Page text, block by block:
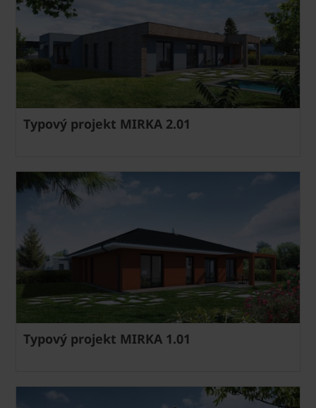
Typový projekt MIRKA 2.01
Typový projekt MIRKA 1.01